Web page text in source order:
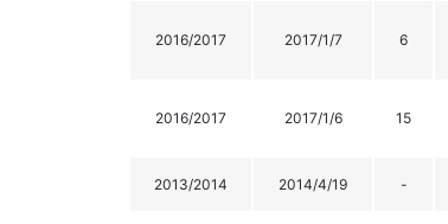
2016/2017 2017/1/7 6
2016/2017 2017/1/6 15
2013/2014 2014/4/19 -